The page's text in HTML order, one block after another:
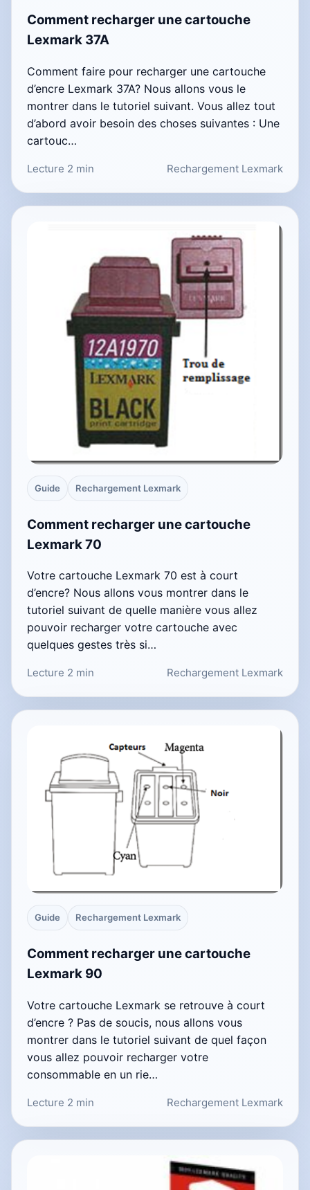
Comment recharger une cartouche
Lexmark 37A
Comment faire pour recharger une cartouche
d’encre Lexmark 37A? Nous allons vous le
montrer dans le tutoriel suivant. Vous allez tout
d’abord avoir besoin des choses suivantes : Une
cartouc…
Lecture 2 min Rechargement Lexmark
Guide Rechargement Lexmark
Comment recharger une cartouche
Lexmark 70
Votre cartouche Lexmark 70 est à court
d’encre? Nous allons vous montrer dans le
tutoriel suivant de quelle manière vous allez
pouvoir recharger votre cartouche avec
quelques gestes très si…
Lecture 2 min Rechargement Lexmark
Guide Rechargement Lexmark
Comment recharger une cartouche
Lexmark 90
Votre cartouche Lexmark se retrouve à court
d’encre ? Pas de soucis, nous allons vous
montrer dans le tutoriel suivant de quel façon
vous allez pouvoir recharger votre
consommable en un rie…
Lecture 2 min Rechargement Lexmark